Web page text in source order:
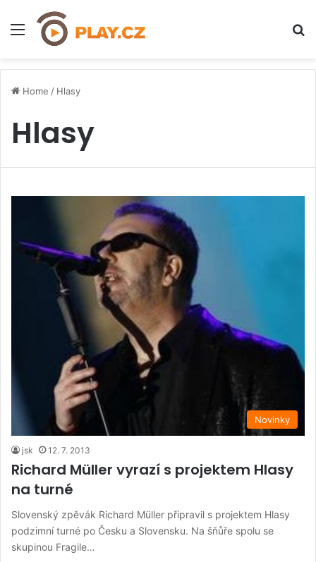
Menu
Home / Hlasy
Hlasy
Novinky
jsk 12. 7. 2013
Richard Müller vyrazí s projektem Hlasy
na turné
Slovenský zpěvák Richard Müller připravil s projektem Hlasy
podzimní turné po Česku a Slovensku. Na šňůře spolu se
skupinou Fragile…